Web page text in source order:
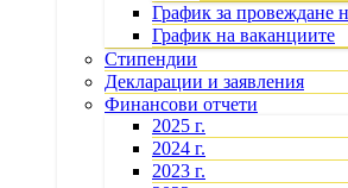
График за провеждане
График на ваканциите
Стипендии
Декларации и заявления
Финансови отчети
2025 г.
2024 г.
2023 г.